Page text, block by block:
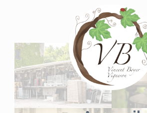
au
contenu